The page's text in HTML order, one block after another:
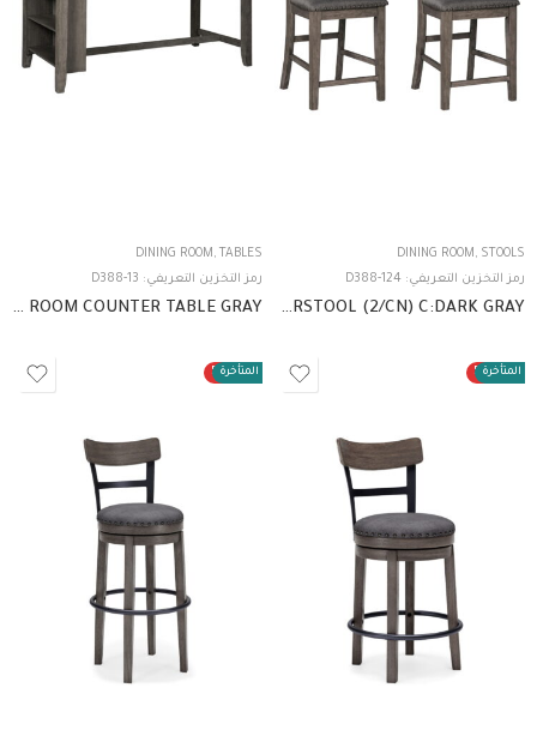
DINING ROOM, STOOLS
رمز التخزين التعريفي: D388-124
D388-124 UPHOLSTERED BARSTOOL (2/CN) C:DARK GRAY
DINING ROOM, TABLES
رمز التخزين التعريفي: D388-13
D388-13 RECT DINING ROOM COUNTER TABLE GRAY
50%المتأخرة 50%الطلبات المتأخرة